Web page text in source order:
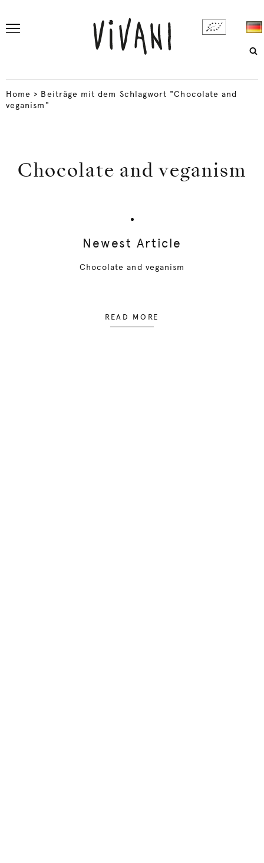
Home > Beiträge mit dem Schlagwort "Chocolate and
veganism"
Chocolate and veganism
Newest Article
Chocolate and veganism
READ MORE